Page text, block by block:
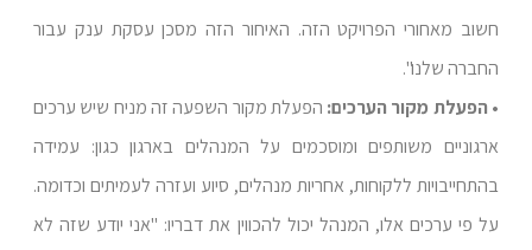
חשוב מאחורי הפרויקט הזה. האיחור הזה מסכן עסקת ענק עבור
החברה שלנו".
• הפעלת מקור הערכים: הפעלת מקור השפעה זה מניח שיש ערכים
ארגוניים משותפים ומוסכמים על המנהלים בארגון כגון: עמידה
בהתחייבויות ללקוחות, אחריות מנהלים, סיוע ועזרה לעמיתים וכדומה.
על פי ערכים אלו, המנהל יכול להכווין את דבריו: "אני יודע שזה לא